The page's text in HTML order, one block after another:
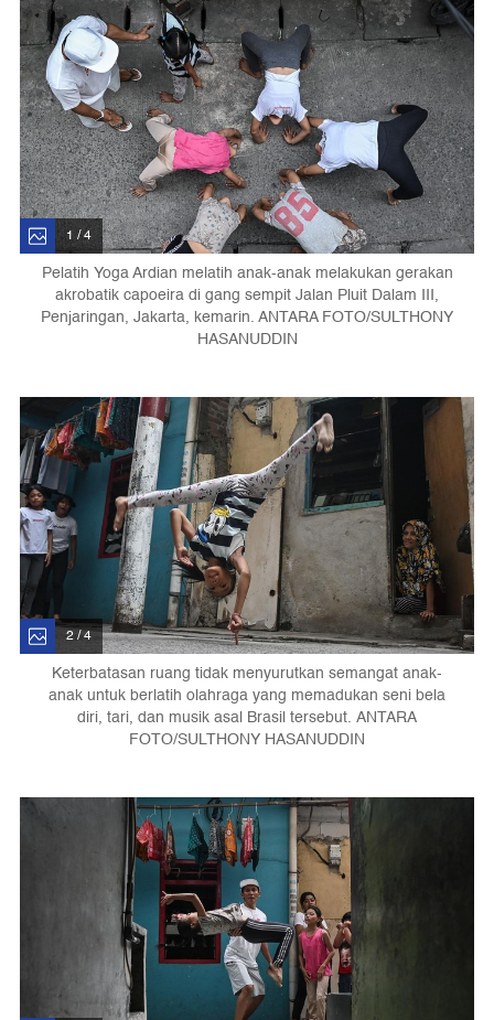
1 / 4
Pelatih Yoga Ardian melatih anak-anak melakukan gerakan
akrobatik capoeira di gang sempit Jalan Pluit Dalam III,
Penjaringan, Jakarta, kemarin. ANTARA FOTO/SULTHONY
HASANUDDIN
2 / 4
Keterbatasan ruang tidak menyurutkan semangat anak-
anak untuk berlatih olahraga yang memadukan seni bela
diri, tari, dan musik asal Brasil tersebut. ANTARA
FOTO/SULTHONY HASANUDDIN